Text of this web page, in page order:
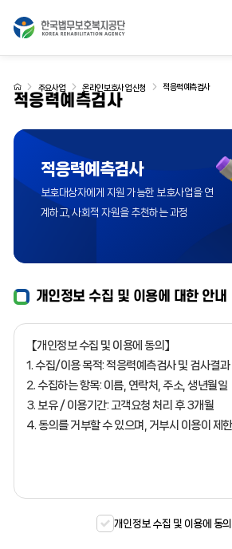
적응력예측검사
주요사업 온라인 보호사업 신청 적응력예측검사
적응력예측검사
보호대상자에게 지원 가능한 보호사업을 연
계하고, 사회적 자원을 추천하는 과정
개인정보 수집 및 이용에 대한 안내
개인정보 수집 및 이용에 동